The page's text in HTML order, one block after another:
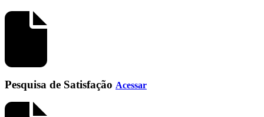
Pesquisa de Satisfação Acessar